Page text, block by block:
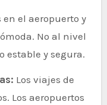
en el aeropuerto y
No al nivel
estable y segura.
Los viajes de
Los aeropuertos